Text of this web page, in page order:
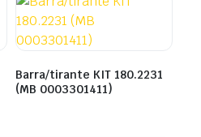
Barra/tirante KIT 180.2231
(MB 0003301411)